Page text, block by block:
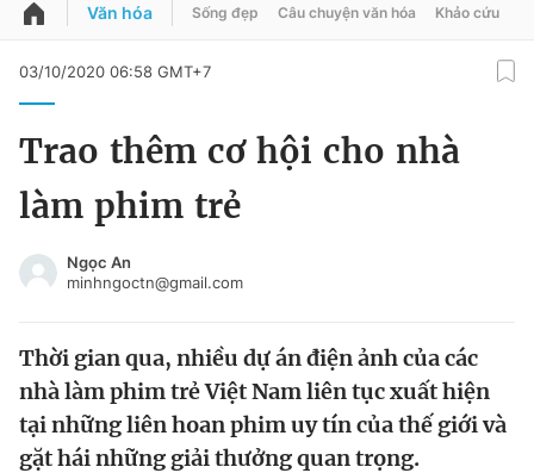
QUẢNG CÁO
Chào ngày mới
Tin thị trường Tin 360
Video Magazine
Đổi mật khẩu
Tin đã lưu
Tin đã xem
Văn hóa Sống đẹp Câu chuyện văn hóa Khảo cứu
03/10/2020 06:58 GMT+7
Trao thêm cơ hội cho nhà
làm phim trẻ
Ngọc An
minhngoctn@gmail.com
Thời gian qua, nhiều dự án điện ảnh của các
nhà làm phim trẻ Việt Nam liên tục xuất hiện
tại những liên hoan phim uy tín của thế giới và
gặt hái những giải thưởng quan trọng.